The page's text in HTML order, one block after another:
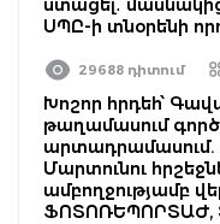
ստացել․
ՍՊԸ-ի տնօրենի
29688 դիտում
Խոշոր հրդեհ՝
թաղամասում
արտադրամասում.
Մարտունու
ամբողջությամբ
ՖՈՏՈՌԵՊՈՐՏԱԺ,